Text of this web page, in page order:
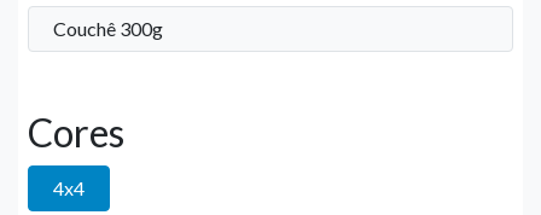
Couchê 300g
Cores
4x4